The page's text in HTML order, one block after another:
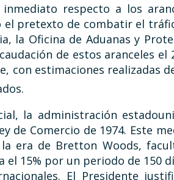
respecto a los
el pretexto de combatir el
la Oficina de Aduanas y
de estos aranceles el
con estimaciones realizadas
la administración
de Comercio de 1974. Este
era de Bretton Woods,
15% por un periodo de 150
El Presidente